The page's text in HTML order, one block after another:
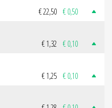
€ 22,50 € 0,50
€ 1,32 € 0,10
€ 1,25 € 0,10